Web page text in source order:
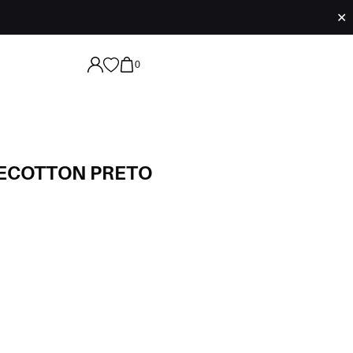
✕
0
PRETO